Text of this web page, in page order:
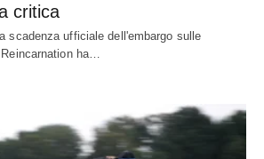
critica
scadenza ufficiale dell'embargo sulle
ha…